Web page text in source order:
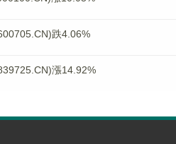
跌4.06%
漲14.92%